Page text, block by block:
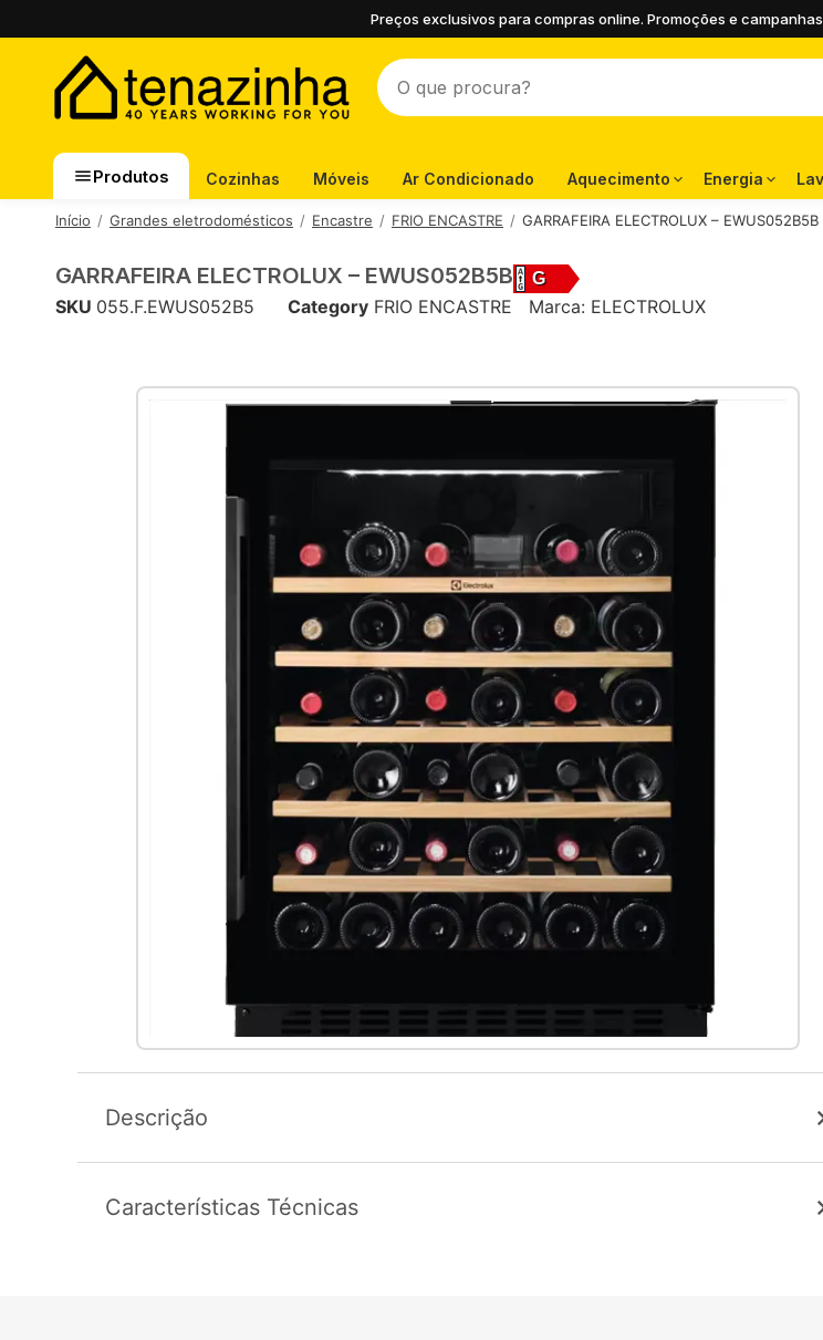
Preços exclusivos para compras online. Promoções e
Produtos Cozinhas Móveis Ar Condicionado Aquecimento Energia
Início Grandes eletrodomésticos Encastre FRIO ENCASTRE GARRAFEIRA ELECTROLUX – EWUS052B5B
GARRAFEIRA ELECTROLUX – EWUS052B5B G
SKU 055.F.EWUS052B5 Category FRIO ENCASTRE Marca: ELECTROLUX
Descrição
Características Técnicas